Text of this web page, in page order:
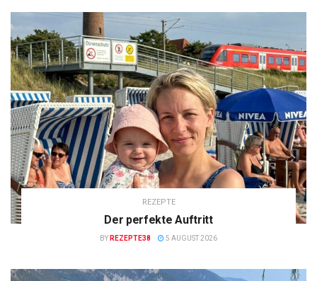
REZEPTE
Der perfekte Auftritt
BY REZEPTE38 5 AUGUST 2026